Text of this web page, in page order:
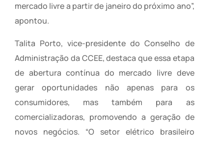
mercado livre a partir de janeiro do próximo ano”,
apontou.
Talita Porto, vice-presidente do Conselho de
Administração da CCEE, destaca que essa etapa
de abertura contínua do mercado livre deve
gerar oportunidades não apenas para os
consumidores, mas também para as
comercializadoras, promovendo a geração de
novos negócios. “O setor elétrico brasileiro